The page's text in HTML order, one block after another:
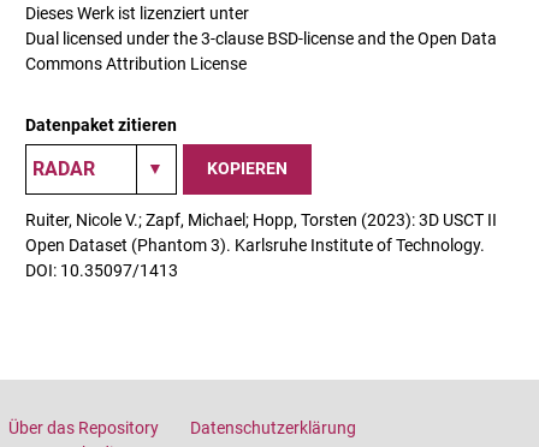
Dieses Werk ist lizenziert unter
Dual licensed under the 3-clause BSD-license and the Open Data
Commons Attribution License
Datenpaket zitieren
KOPIEREN
Ruiter, Nicole V.; Zapf, Michael; Hopp, Torsten (2023): 3D USCT II
Open Dataset (Phantom 3). Karlsruhe Institute of Technology.
DOI: 10.35097/1413
Über das Repository
Datenschutzerklärung